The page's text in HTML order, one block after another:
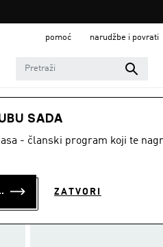
pomoć narudžbe i povrati
SADA
- članski program koji te
SADA ZATVORI